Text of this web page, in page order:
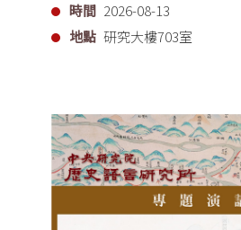
時間 2026-08-13
地點 研究大樓703室